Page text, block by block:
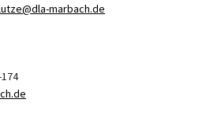
marbach.de